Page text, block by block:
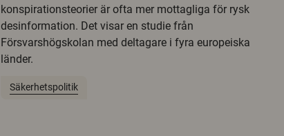
konspirationsteorier är ofta mer mottagliga för rysk
desinformation. Det visar en studie från
Försvarshögskolan med deltagare i fyra europeiska
länder.
Säkerhetspolitik